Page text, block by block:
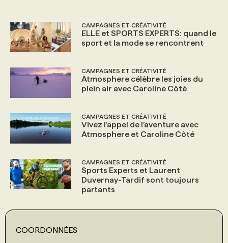
CAMPAGNES ET CRÉATIVITÉ
ELLE et SPORTS EXPERTS: quand le
sport et la mode se rencontrent
CAMPAGNES ET CRÉATIVITÉ
Atmosphere célèbre les joies du
plein air avec Caroline Côté
CAMPAGNES ET CRÉATIVITÉ
Vivez l’appel de l’aventure avec
Atmosphere et Caroline Côté
CAMPAGNES ET CRÉATIVITÉ
Sports Experts et Laurent
Duvernay-Tardif sont toujours
partants
COORDONNÉES